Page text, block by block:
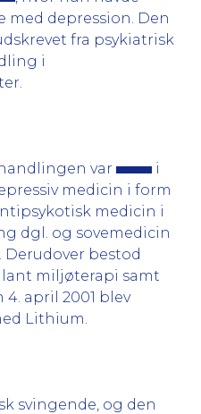
depression. Den
fra psykiatrisk
i
var
i
medicin i form
medicin i
dgl. og sovemedicin
Derudover bestod
miljøterapi samt
april 2001 blev
Lithium.
svingende, og den